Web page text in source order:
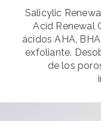
Salicylic
Acid Renewal
ácidos AHA,
exfoliante.
de los